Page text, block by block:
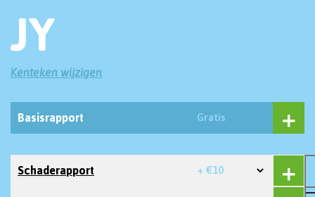
JY
Kenteken wijzigen
Basisrapport Gratis
Schaderapport + €10